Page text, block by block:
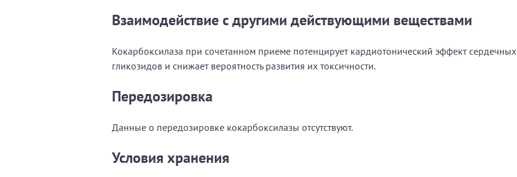
Взаимодействие с другими действующими веществами
Кокарбоксилаза при сочетанном приеме потенцирует кардиотонический эффект сердечных
гликозидов и снижает вероятность развития их токсичности.
Передозировка
Данные о передозировке кокарбоксилазы отсутствуют.
Условия хранения